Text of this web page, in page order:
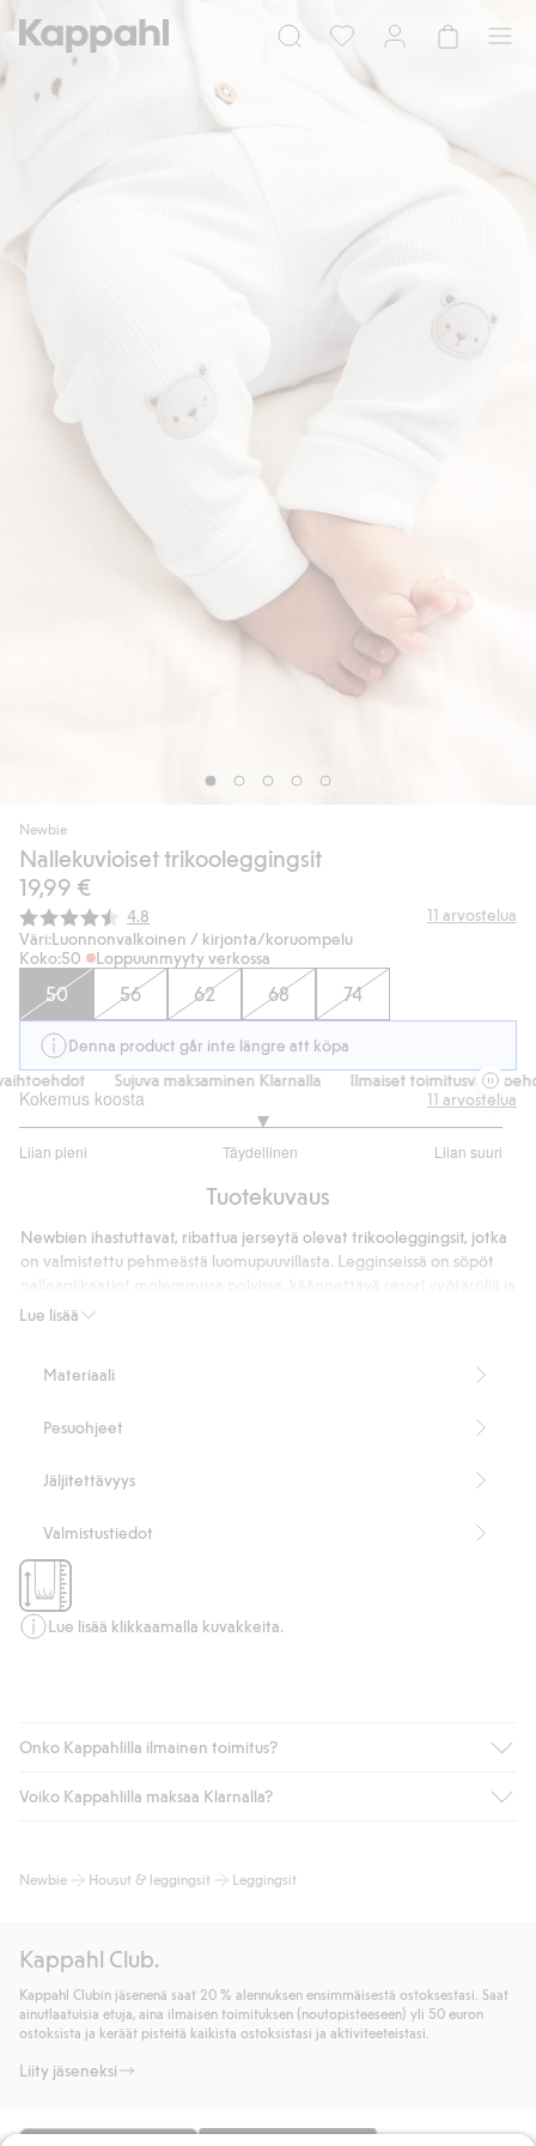
Newbie
Nallekuvioiset trikooleggingsit
19,99 €
Keskimääräinen luokitus:
4.8 11 arvostelua
Väri:Luonnonvalkoinen / kirjonta/koruompelu
Koko:50 Loppuunmyyty verkossa
50 56 62 68 74
Denna product går inte längre att köpa
Sujuva maksaminen Klarnalla Ilmaiset toimitusvaihtoehdot
Kokemus koosta
Liian pieni Täydellinen Liian suuri
/
ääneen
11 arvostelua
Tuotekuvaus
Lue lisää
Newbien ihastuttavat, ribattua jerseytä olevat trikooleggingsit, jotka
on valmistettu pehmeästä luomupuuvillasta. Legginseissä on söpöt
käännettävät resorit lahkeensuissa. Käytännölliset ominaisuudet
söpön lookin luomiseksi.
Tuotenumero:
Materiaali
Pesuohjeet
Jäljitettävyys
Valmistustiedot
Lue lisää klikkaamalla kuvakkeita.
Onko Kappahlilla ilmainen toimitus?
Jos olet Kappahl Clubin jäsen, saat aina ilmaisen toimituksen
kotiinkuljetusta). Toimituskulut poistuvat automaattisesti, kun
noutopisteeseen tai pakettiautomaattiin ja PostNordin
kotiinkuljetuksella 6,99 €, riippumatta ostosummasta.
Lue lisää
Voiko Kappahlilla maksaa Klarnalla?
maksutavat, kuten laskun, sekä muita maksuvaihtoehtoja.
Lisätietoja Klarnan maksuehdoista
Lue lisää
Newbie Housut & leggingsit Leggingsit
Kappahl Club.
Kappahl Clubin jäsenenä saat 20 % alennuksen ensimmäisestä ostoksestasi. Saat
ainutlaatuisia etuja, aina ilmaisen toimituksen (noutopisteeseen) yli 50 euron
ostoksista ja keräät pisteitä kaikista ostoksistasi ja aktiviteeteistasi.
Liity jäseneksi